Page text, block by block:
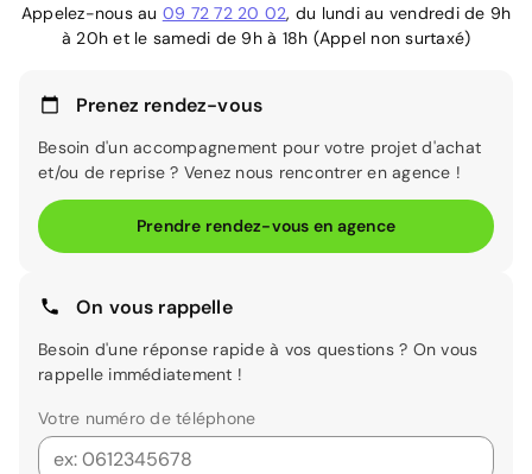
Appelez-nous au 09 72 72 20 02, du lundi au vendredi de 9h
à 20h et le samedi de 9h à 18h (Appel non surtaxé)
Prenez rendez-vous
Besoin d'un accompagnement pour votre projet d'achat
et/ou de reprise ? Venez nous rencontrer en agence !
Prendre rendez-vous en agence
On vous rappelle
Besoin d'une réponse rapide à vos questions ? On vous
rappelle immédiatement !
Votre numéro de téléphone